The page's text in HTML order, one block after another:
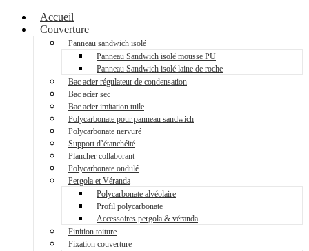
Accueil
Couverture
Panneau sandwich isolé
Panneau Sandwich isolé mousse PU
Panneau Sandwich isolé laine de roche
Bac acier régulateur de condensation
Bac acier sec
Bac acier imitation tuile
Polycarbonate pour panneau sandwich
Polycarbonate nervuré
Support d’étanchéité
Plancher collaborant
Polycarbonate ondulé
Pergola et Véranda
Polycarbonate alvéolaire
Profil polycarbonate
Accessoires pergola & véranda
Finition toiture
Fixation couverture